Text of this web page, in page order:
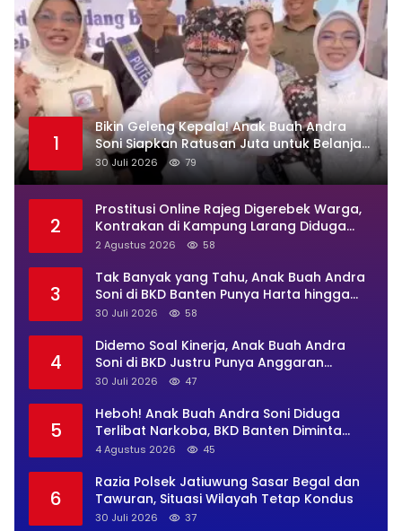
1
Bikin Geleng Kepala! Anak Buah Andra
Soni Siapkan Ratusan Juta untuk Belanja
Makan DLHK Banten
30 Juli 2026 79
2
Prostitusi Online Rajeg Digerebek Warga,
Kontrakan di Kampung Larang Diduga
Jadi Sarang Maksiat
2 Agustus 2026 58
3
Tak Banyak yang Tahu, Anak Buah Andra
Soni di BKD Banten Punya Harta hingga
Rp4,4M
30 Juli 2026 58
4
Didemo Soal Kinerja, Anak Buah Andra
Soni di BKD Justru Punya Anggaran
Perjalanan Dinas Rp869 Juta
30 Juli 2026 47
5
Heboh! Anak Buah Andra Soni Diduga
Terlibat Narkoba, BKD Banten Diminta
Buka Suara
4 Agustus 2026 45
6
Razia Polsek Jatiuwung Sasar Begal dan
Tawuran, Situasi Wilayah Tetap Kondus
30 Juli 2026 37